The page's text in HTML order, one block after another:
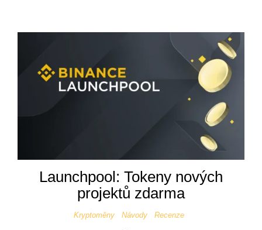
Launchpool: Tokeny nových
projektů zdarma
Kryptoměny Návody Recenze